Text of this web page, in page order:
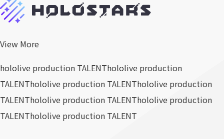
View More
hololive production TALENThololive production
TALENThololive production TALENThololive production
TALENThololive production TALENThololive production
TALENThololive production TALENT